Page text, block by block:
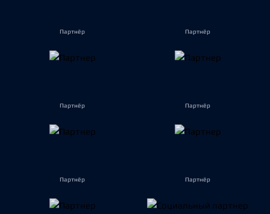
Партнёр Партнёр
Партнёр Партнёр
Партнёр Партнёр